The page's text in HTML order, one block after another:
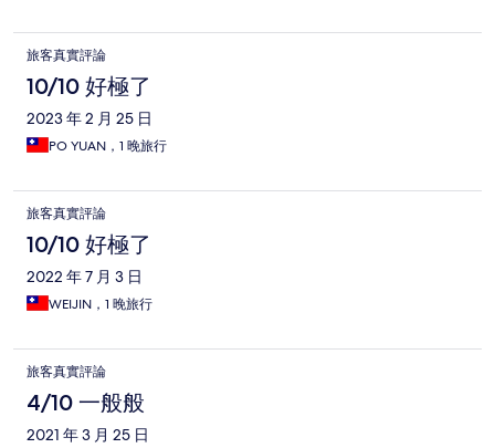
旅客真實評論
10/10 好極了
2023 年 2 月 25 日
PO YUAN，1 晚旅行
旅客真實評論
10/10 好極了
2022 年 7 月 3 日
WEIJIN，1 晚旅行
旅客真實評論
4/10 一般般
2021 年 3 月 25 日